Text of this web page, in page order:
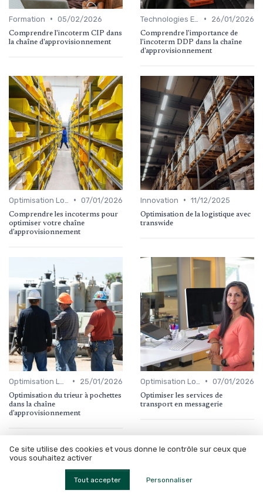
Formation • 05/02/2026
Comprendre l'incoterm CIP dans
la chaîne d'approvisionnement
• 26/01/2026
Comprendre l'importance de
l'incoterm DDP dans la chaîne
d'approvisionnement
• 07/01/2026
Comprendre les incoterms pour
optimiser votre chaîne
d'approvisionnement
Innovation • 11/12/2025
Optimisation de la logistique avec
transwide
• 25/01/2026
Optimisation du trieur à pochettes
dans la chaîne
d'approvisionnement
• 07/01/2026
Optimiser les services de
transport en messagerie
Les articles par date
Ce site utilise des cookies et vous donne le contrôle sur ceux que
vous souhaitez activer
Tout accepter Personnaliser